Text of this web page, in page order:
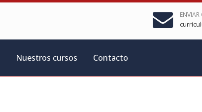
ENVIAR
Nuestros cursos Contacto